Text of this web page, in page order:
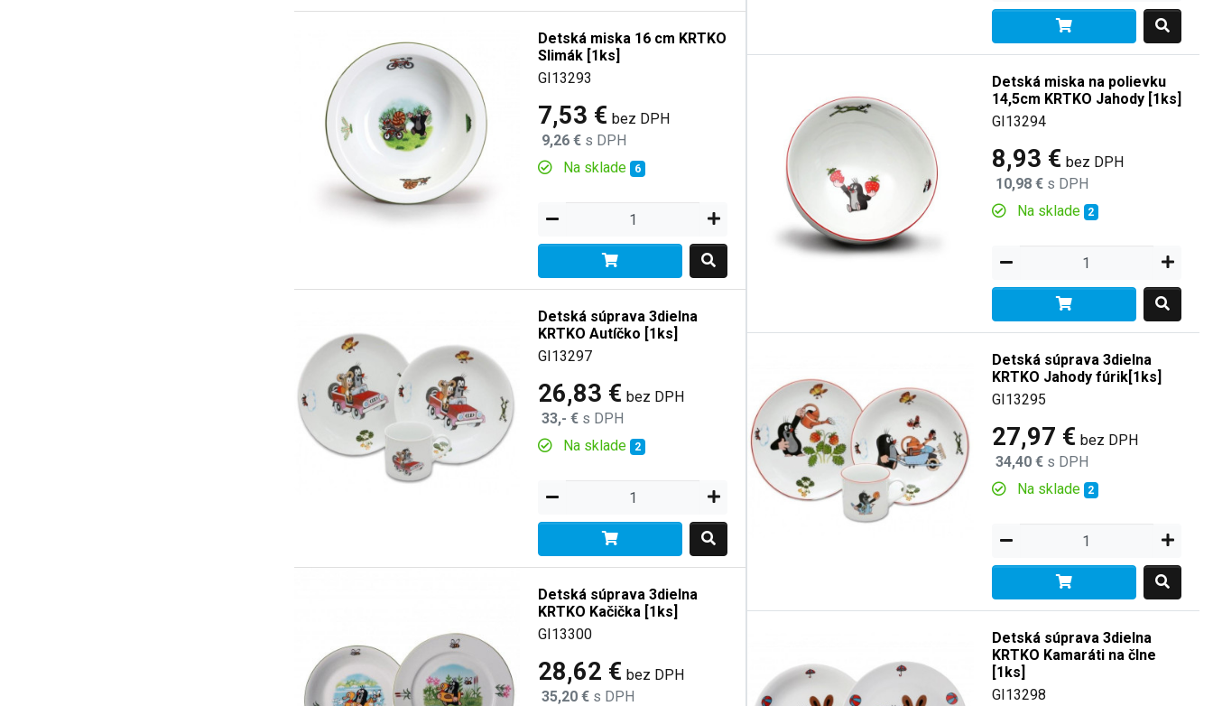
Detská miska 16 cm KRTKO
Slimák [1ks]
GI13293
7,53 € bez DPH
9,26 € s DPH
Na sklade
6
Detská miska na polievku
14,5cm KRTKO Jahody [1ks]
GI13294
8,93 € bez DPH
10,98 € s DPH
Na sklade
2
Detská súprava 3dielna
KRTKO Autíčko [1ks]
GI13297
26,83 € bez DPH
33,- € s DPH
Na sklade
2
Detská súprava 3dielna
KRTKO Jahody fúrik[1ks]
GI13295
27,97 € bez DPH
34,40 € s DPH
Na sklade
2
Detská súprava 3dielna
KRTKO Kačička [1ks]
GI13300
28,62 € bez DPH
35,20 € s DPH
Detská súprava 3dielna
KRTKO Kamaráti na člne
[1ks]
GI13298